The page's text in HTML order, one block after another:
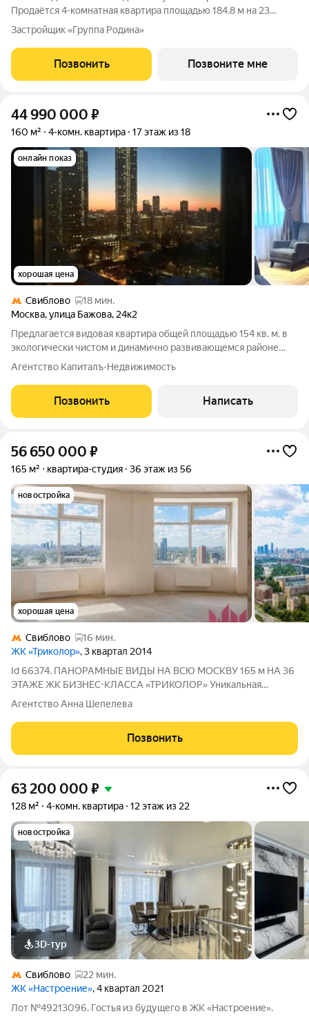
Продаётся 4-комнатная квартира площадью 184.8 м на 23
этаже в Жилом Комплексе «Союз». Квартал здоровой жизни
премиум-класса с рекордным количеством олимпийских
видов спорта: - Ледовая арена для хоккея
Застройщик «Группа Родина»
Позвонить Позвоните мне
44 990 000 ₽
160 м² 4-комн. квартира 17 этаж из 18
онлайн показ
хорошая цена
Свиблово
18 мин.
Москва,улица Бажова, 24к2
Предлагается видовая квартира общей площадью 154 кв. м. в
экологически чистом и динамично развивающемся районе
столицы. Квартира, наполненная естественным светом и
теплом, расположена на 17 этаже, что обеспечивает уют и
тишину от городской суеты.
Агентство Капиталъ-Недвижимость
Позвонить Написать
56 650 000 ₽
165 м² квартира-студия 36 этаж из 56
новостройка
хорошая цена
Свиблово
16 мин.
ЖК «Триколор», 3 квартал 2014
Id 66374. ПАНОРАМНЫЕ ВИДЫ НА ВСЮ МОСКВУ 165 м НА 36
ЭТАЖЕ ЖК БИЗНЕС-КЛАССА «ТРИКОЛОР» Уникальная
квартира со свободной планировкой площадью 165 м в одном
«Триколор». Расположена на 36-м этаже
Агентство Анна Шепелева
Позвонить
63 200 000 ₽
128 м² 4-комн. квартира 12 этаж из 22
новостройка
3D-тур
Свиблово
22 мин.
ЖК «Настроение», 4 квартал 2021
Лот №49213096. Гостья из будущего в ЖК «Настроение».